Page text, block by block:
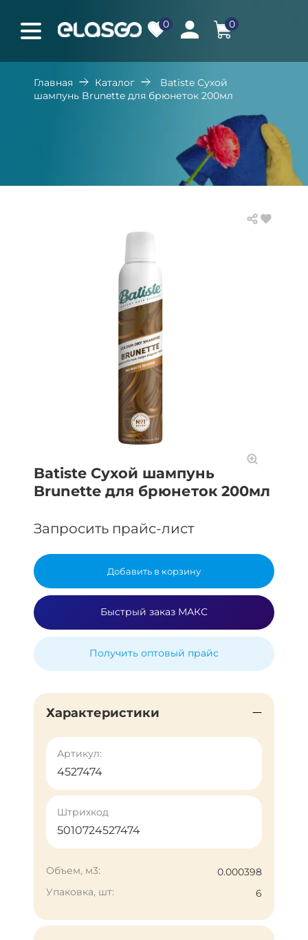
0 0
Главная Каталог
Batiste Сухой
шампунь Brunette для брюнеток 200мл
Batiste Сухой шампунь
Brunette для брюнеток 200мл
Запросить прайс-лист
Добавить в корзину
Быстрый заказ МАКС
Получить оптовый прайс
Характеристики
Артикул:
4527474
Штрихкод
5010724527474
Объем, м3:
0.000398
Упаковка, шт:
6